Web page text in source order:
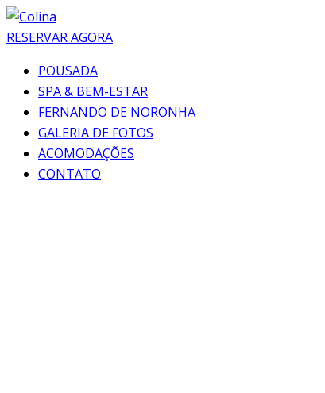
RESERVAR AGORA
POUSADA
SPA & BEM-ESTAR
FERNANDO DE NORONHA
GALERIA DE FOTOS
ACOMODAÇÕES
CONTATO